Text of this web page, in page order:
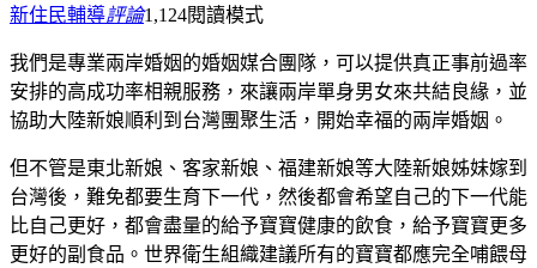
新住民輔導評論1,124閱讀模式
我們是專業兩岸婚姻的婚姻媒合團隊，可以提供真正事前過率
安排的高成功率相親服務，來讓兩岸單身男女來共結良緣，並
協助大陸新娘順利到台灣團聚生活，開始幸福的兩岸婚姻。
但不管是東北新娘、客家新娘、福建新娘等大陸新娘姊妹嫁到
台灣後，難免都要生育下一代，然後都會希望自己的下一代能
比自己更好，都會盡量的給予寶寶健康的飲食，給予寶寶更多
更好的副食品。世界衛生組織建議所有的寶寶都應完全哺餵母